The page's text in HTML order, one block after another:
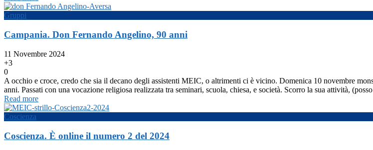
Gruppi
Campania. Don Fernando Angelino, 90 anni
11 Novembre 2024
+3
0
A occhio e croce, credo che sia il decano degli assistenti MEIC, o altrimenti ci è vicino. Domenica 10 novembre
anni. Passati con una vocazione religiosa realizzata tra seminari, scuola, chiesa, e società. Scorro la sua attività,
Read more
Coscienza
Coscienza. È online il numero 2 del 2024